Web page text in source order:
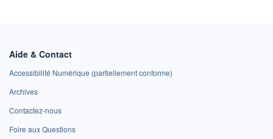
Aide & Contact
Accessibilité Numérique (partiellement conforme)
Archives
Contactez-nous
Foire aux Questions